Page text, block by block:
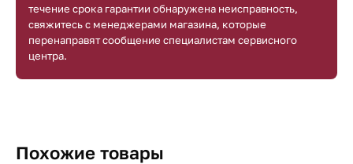
течение срока гарантии обнаружена неисправность,
свяжитесь с менеджерами магазина, которые
перенаправят сообщение специалистам сервисного
центра.
Похожие товары